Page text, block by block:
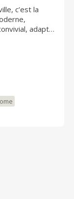
c’est la
adapté
aînés
soutenus
notre
à
pour
votre bien-
votre